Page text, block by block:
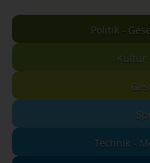
Politik -
Kultur
Technik -